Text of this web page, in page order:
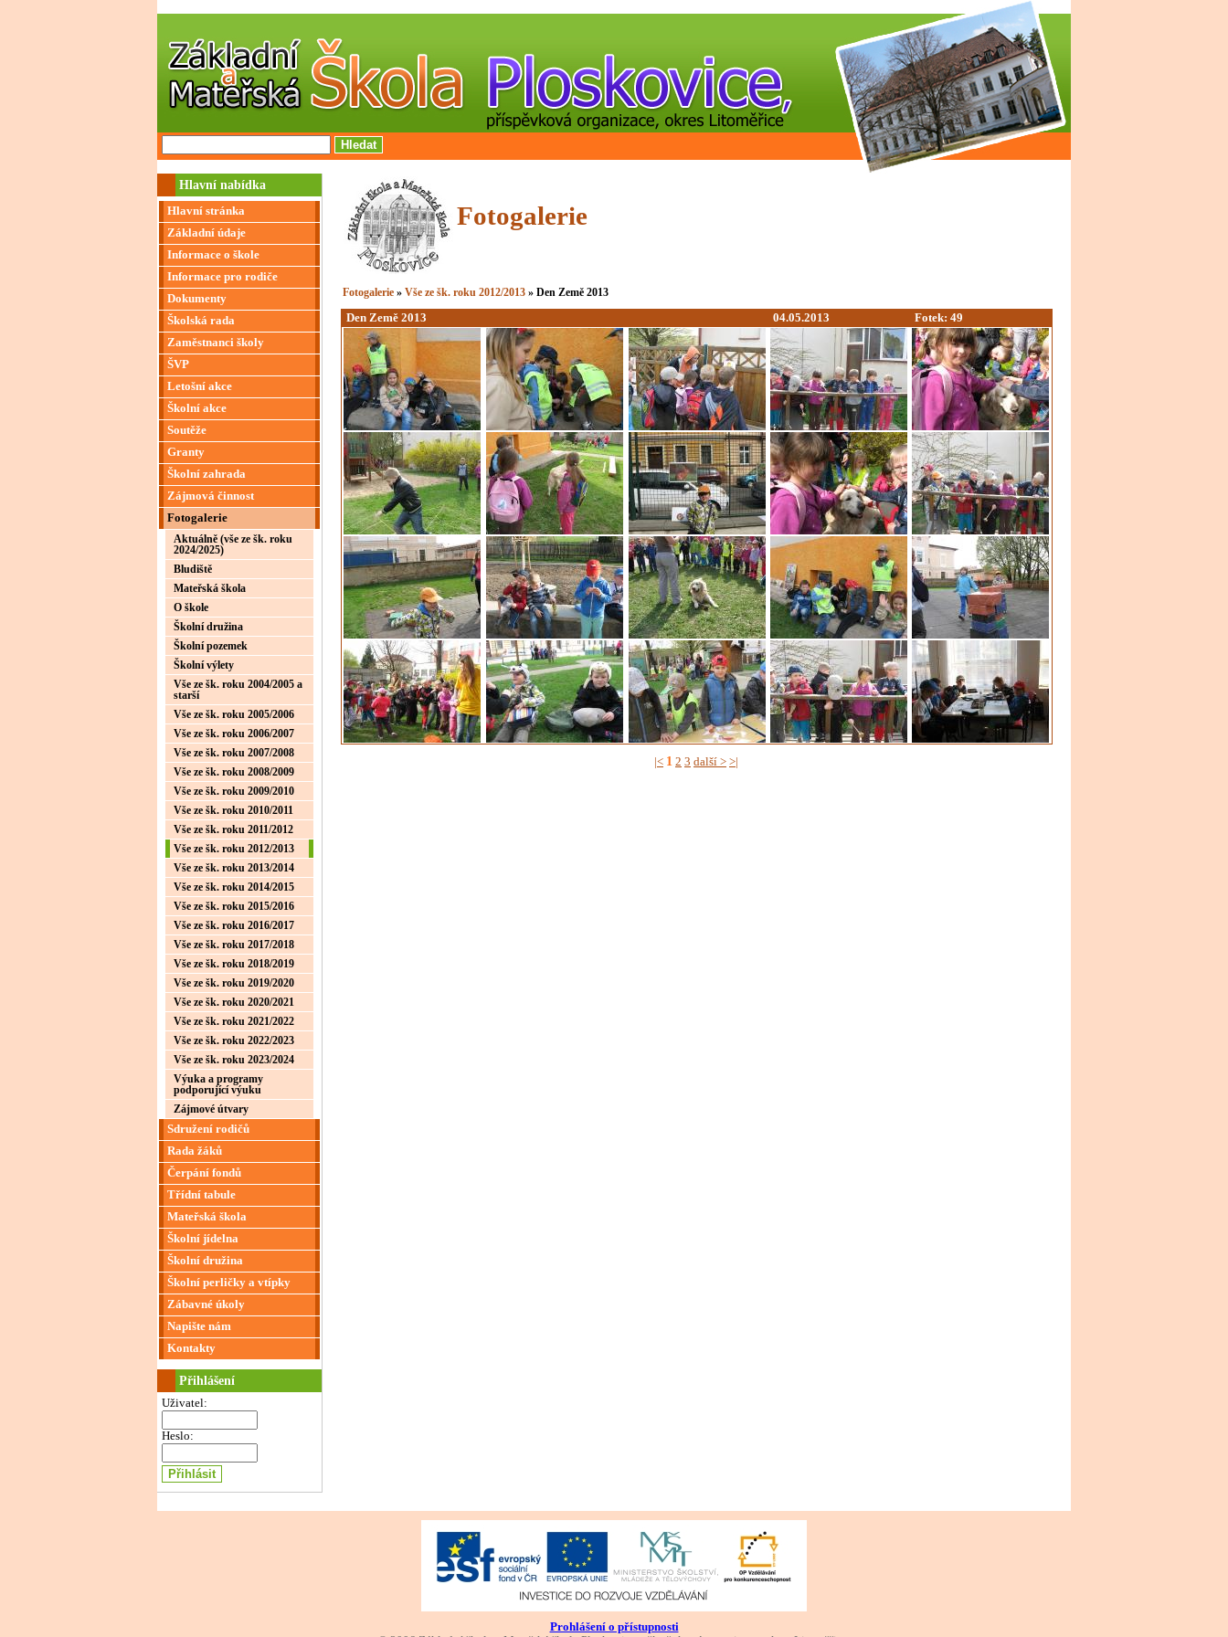
Hlavní nabídka
Hlavní stránka
Základní údaje
Informace o škole
Informace pro rodiče
Dokumenty
Školská rada
Zaměstnanci školy
ŠVP
Letošní akce
Školní akce
Soutěže
Granty
Školní zahrada
Zájmová činnost
Fotogalerie
Aktuálně (vše ze šk. roku
2024/2025)
Bludiště
Mateřská škola
O škole
Školní družina
Školní pozemek
Školní výlety
Vše ze šk. roku 2004/2005 a
starší
Vše ze šk. roku 2005/2006
Vše ze šk. roku 2006/2007
Vše ze šk. roku 2007/2008
Vše ze šk. roku 2008/2009
Vše ze šk. roku 2009/2010
Vše ze šk. roku 2010/2011
Vše ze šk. roku 2011/2012
Vše ze šk. roku 2012/2013
Vše ze šk. roku 2013/2014
Vše ze šk. roku 2014/2015
Vše ze šk. roku 2015/2016
Vše ze šk. roku 2016/2017
Vše ze šk. roku 2017/2018
Vše ze šk. roku 2018/2019
Vše ze šk. roku 2019/2020
Vše ze šk. roku 2020/2021
Vše ze šk. roku 2021/2022
Vše ze šk. roku 2022/2023
Vše ze šk. roku 2023/2024
Výuka a programy
podporující výuku
Zájmové útvary
Sdružení rodičů
Rada žáků
Čerpání fondů
Třídní tabule
Mateřská škola
Školní jídelna
Školní družina
Školní perličky a vtípky
Zábavné úkoly
Napište nám
Kontakty
Přihlášení
Uživatel:
Heslo:
Fotogalerie
Fotogalerie» Vše ze šk. roku 2012/2013» Den Země 2013
Den Země 2013
04.05.2013 Fotek: 49
|< 1 2 3 další > >|
Prohlášení o přístupnosti